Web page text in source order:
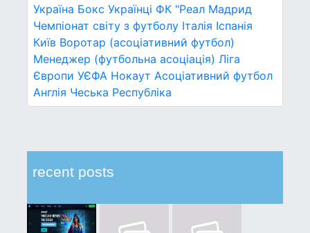
Україна Бокс Українці ФК "Реал Мадрид
Чемпіонат світу з футболу Італія Іспанія
Київ Воротар (асоціативний футбол)
Менеджер (футбольна асоціація) Ліга
Європи УЄФА Нокаут Асоціативний футбол
Англія Чеська Республіка
recent posts